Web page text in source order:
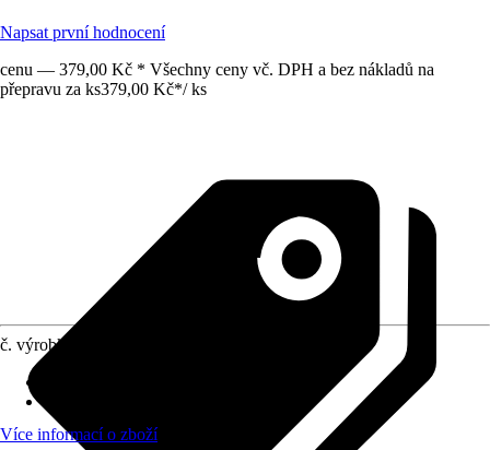
Napsat první hodnocení
cenu — 379,00 Kč * Všechny ceny vč. DPH a bez nákladů na
přepravu za ks379,00 Kč*/ ks
č. výrobku
Více informací o zboží